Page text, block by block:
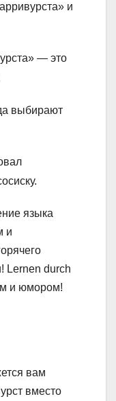
и
— это
выбирают
языка
и
Lernen durch
и юмором!
вам
вместо